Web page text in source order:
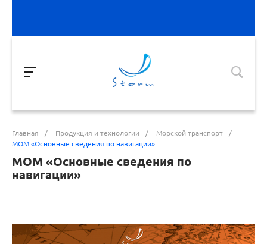
Главная / Продукция и технологии / Морской транспорт
/
МОМ «Основные сведения по навигации»
МОМ «Основные сведения по
навигации»